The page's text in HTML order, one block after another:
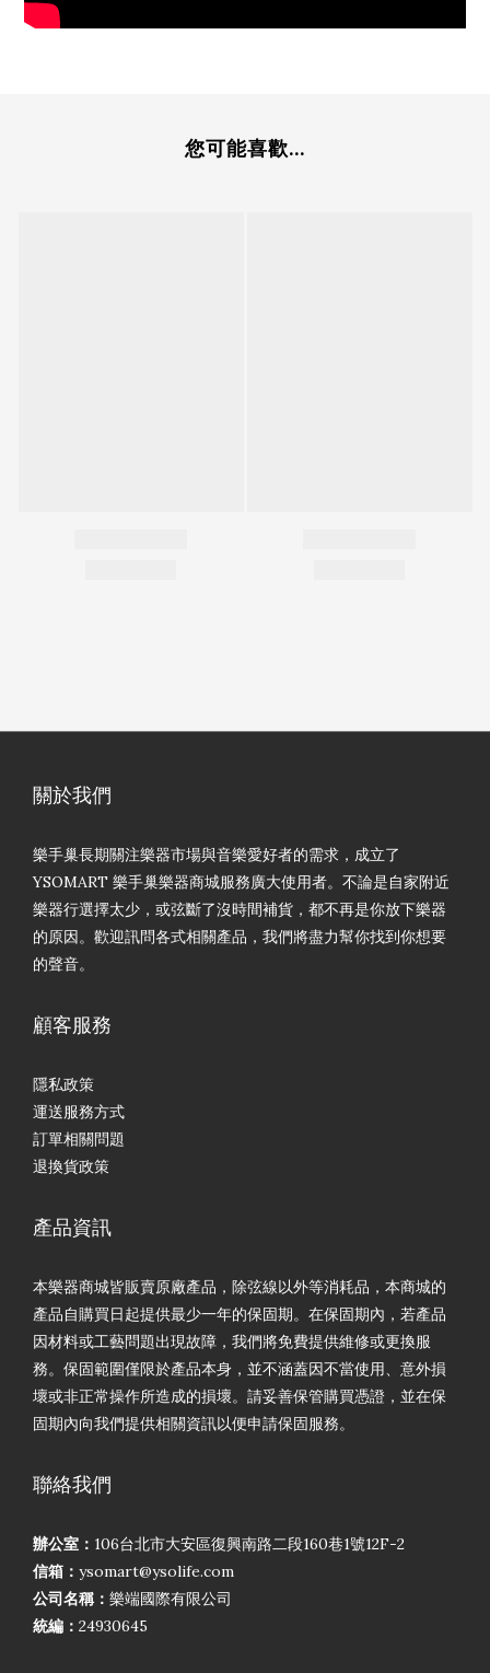
您可能喜歡...
關於我們
樂手巢長期關注樂器市場與音樂愛好者的需求，成立了
YSOMART 樂手巢樂器商城服務廣大使用者。不論是自家附近
樂器行選擇太少，或弦斷了沒時間補貨，都不再是你放下樂器
的原因。歡迎訊問各式相關產品，我們將盡力幫你找到你想要
的聲音。
顧客服務
隱私政策
運送服務方式
訂單相關問題
退換貨政策
產品資訊
本樂器商城皆販賣原廠產品，除弦線以外等消耗品，本商城的
產品自購買日起提供最少一年的保固期。在保固期內，若產品
因材料或工藝問題出現故障，我們將免費提供維修或更換服
務。保固範圍僅限於產品本身，並不涵蓋因不當使用、意外損
壞或非正常操作所造成的損壞。請妥善保管購買憑證，並在保
固期內向我們提供相關資訊以便申請保固服務。
聯絡我們
辦公室： 106台北市大安區復興南路二段160巷1號12F-2
信箱： ysomart@ysolife.com
公司名稱： 樂端國際有限公司
統編： 24930645